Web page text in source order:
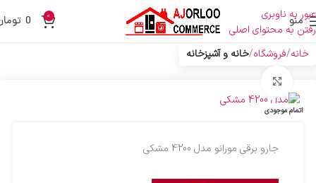
عبور به ناوبری
رفتن به محتوای اصلی
منو 0
0
خانه فروشگاه خانه و آشپزخانه
اتمام موجودی
جارو برقی مورانو مدل 4200 مشکی